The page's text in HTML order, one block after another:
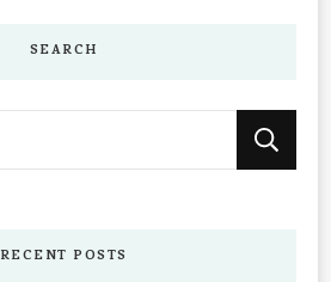
SEARCH
RECENT POSTS